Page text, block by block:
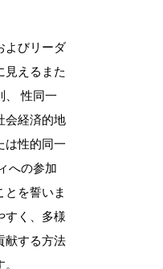
よびリーダ
見えるまた
、 性同一
会経済的地
は性的同一
への参加
とを誓いま
すく、多様
献する方法